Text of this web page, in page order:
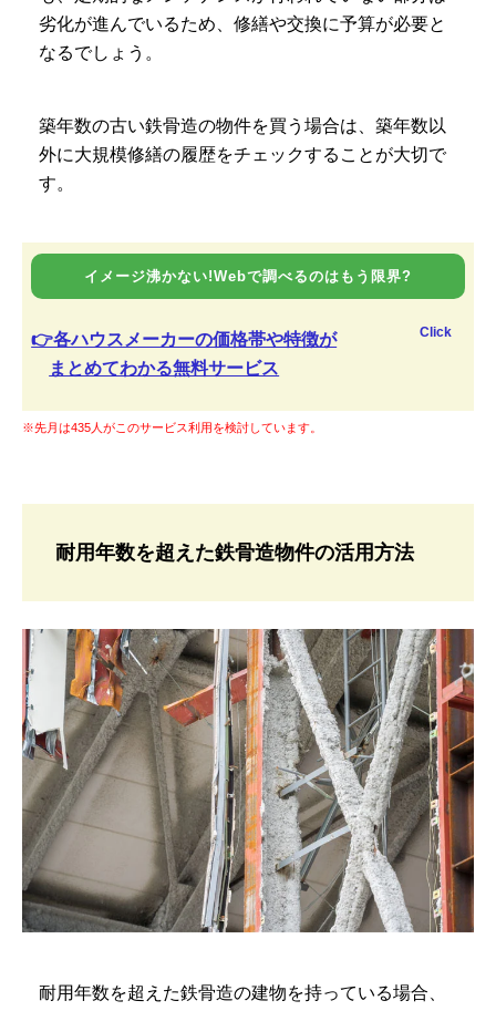
劣化が進んでいるため、修繕や交換に予算が必要と
なるでしょう。
築年数の古い鉄骨造の物件を買う場合は、築年数以
外に大規模修繕の履歴をチェックすることが大切で
す。
イメージ沸かない!Webで調べるのはもう限界?
👉各ハウスメーカーの価格帯や特徴が
まとめてわかる無料サービス
Click
※先月は435人がこのサービス利用を検討しています。
耐用年数を超えた鉄骨造物件の活用方法
耐用年数を超えた鉄骨造の建物を持っている場合、